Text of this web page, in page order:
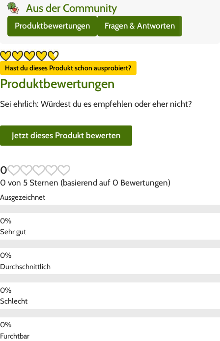
Aus der Community
Produktbewertungen Fragen & Antworten
Hast du dieses Produkt schon ausprobiert?
Produktbewertungen
Sei ehrlich: Würdest du es empfehlen oder eher nicht?
Jetzt dieses Produkt bewerten
0
0 von 5 Sternen (basierend auf 0 Bewertungen)
Ausgezeichnet
Sehr gut
Durchschnittlich
Schlecht
Furchtbar